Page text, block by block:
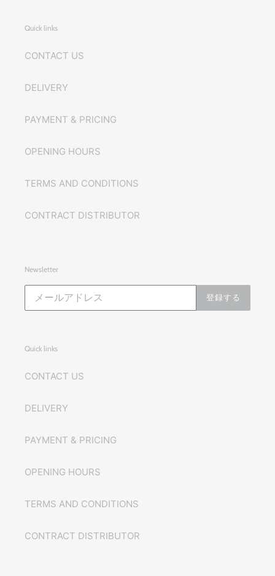
Quick links
CONTACT US
DELIVERY
PAYMENT & PRICING
OPENING HOURS
TERMS AND CONDITIONS
CONTRACT DISTRIBUTOR
Newsletter
登録する
Quick links
CONTACT US
DELIVERY
PAYMENT & PRICING
OPENING HOURS
TERMS AND CONDITIONS
CONTRACT DISTRIBUTOR